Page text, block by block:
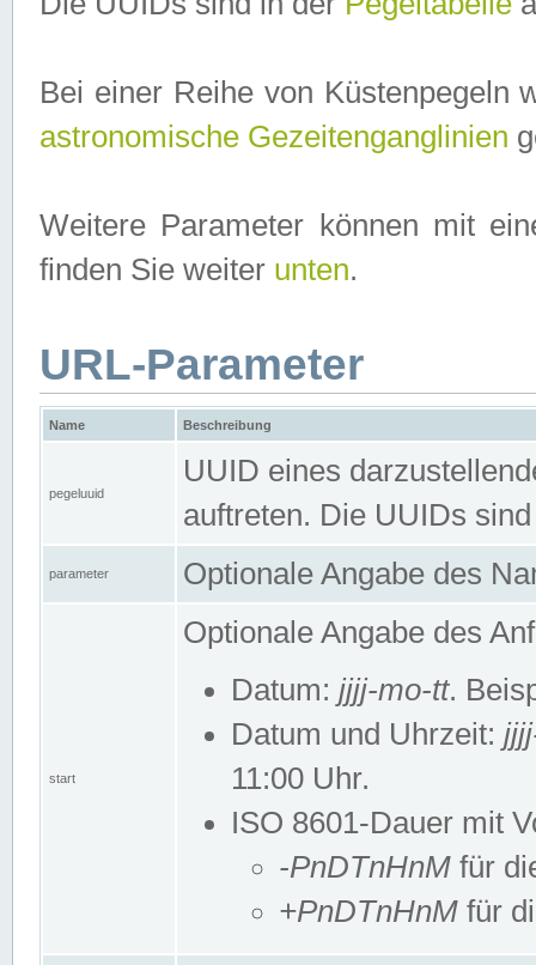
Bei einer Reihe von Küstenpegeln
astronomische Gezeitenganglinien
Weitere Parameter können mit
finden Sie weiter unten.
URL-Parameter
Name Beschreibung
pegeluuid
UUID eines
auftreten. Die UUIDs
parameter Optionale Angabe des
start
Optionale Angabe des
Datum: jjjj-mo-tt.
Datum und Uhrzeit:
11:00 Uhr.
ISO 8601-Dauer mit
-PnDTnHnM für
+PnDTnHnM für